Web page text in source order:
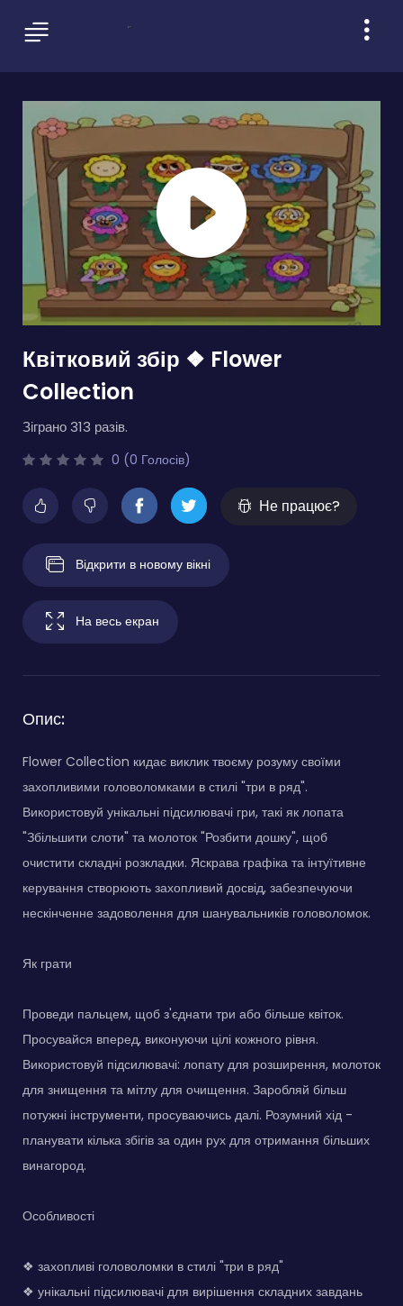
Квітковий збір ❖ Flower
Collection
Зіграно 313 разів.
0 (0 Голосів)
Не працює?
Відкрити в новому вікні
На весь екран
Опис:
Flower Collection кидає виклик твоєму розуму своїми
захопливими головоломками в стилі "три в ряд".
Використовуй унікальні підсилювачі гри, такі як лопата
"Збільшити слоти" та молоток "Розбити дошку", щоб
очистити складні розкладки. Яскрава графіка та інтуїтивне
керування створюють захопливий досвід, забезпечуючи
нескінченне задоволення для шанувальників головоломок.
Як грати
Проведи пальцем, щоб з'єднати три або більше квіток.
Просувайся вперед, виконуючи цілі кожного рівня.
Використовуй підсилювачі: лопату для розширення, молоток
для знищення та мітлу для очищення. Заробляй більш
потужні інструменти, просуваючись далі. Розумний хід -
планувати кілька збігів за один рух для отримання більших
винагород.
Особливості
❖ захопливі головоломки в стилі "три в ряд"
❖ унікальні підсилювачі для вирішення складних завдань